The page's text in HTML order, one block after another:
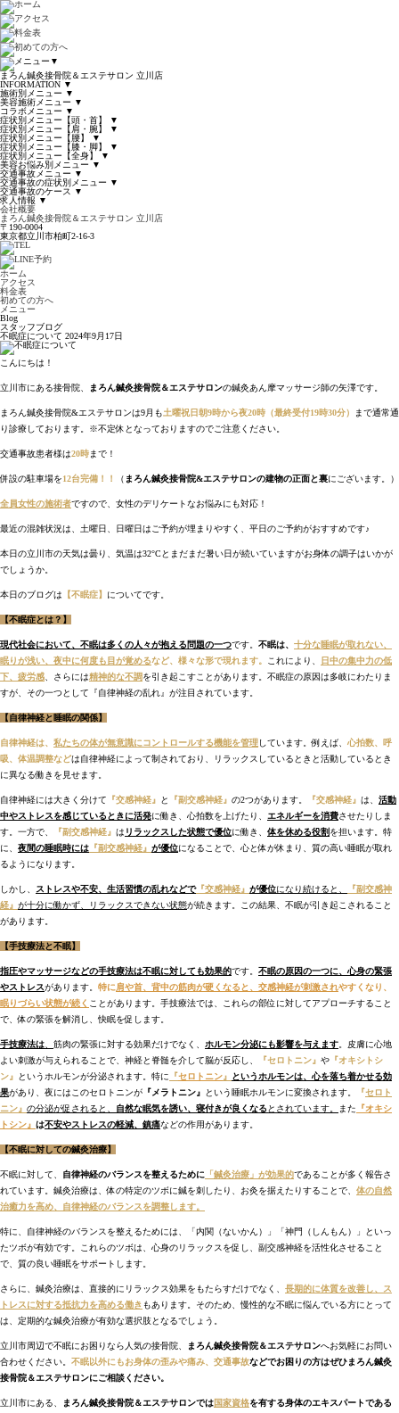
▼
まろん鍼灸接骨院＆エステサロン 立川店
INFORMATION ▼
施術別メニュー ▼
美容施術メニュー ▼
コラボメニュー ▼
症状別メニュー【頭・首】
▼
症状別メニュー【肩・腕】
▼
症状別メニュー【腰】
▼
症状別メニュー【膝・脚】
▼
症状別メニュー【全身】
▼
美容お悩み別メニュー ▼
交通事故メニュー ▼
交通事故の症状別メニュー ▼
交通事故のケース
▼
求人情報 ▼
会社概要
まろん鍼灸接骨院＆エステサロン 立川店
〒190-0004
東京都立川市柏町2-16-3
ホーム
アクセス
料金表
初めての方へ
メニュー
Blog
スタッフブログ
不眠症について 2024年9月17日
こんにちは！
立川市にある接骨院、 まろん鍼灸接骨院＆エステサロンの鍼灸あん摩マッサージ師の矢澤です。
まろん鍼灸接骨院&エステサロンは9月も土曜祝日朝9時から夜20時（最終受付19時30分）
まで通常通
り診療しております。※不定休となっておりますのでご注意ください。
交通事故患者様は20時まで！
併設の駐車場を12台完備！！ （ まろん鍼灸接骨院&エステサロンの建物の正面と裏にございます。）
全員女性の施術者ですので、女性のデリケートなお悩みにも対応！
最近の混雑状況は、土曜日、日曜日はご予約が埋まりやすく、平日のご予約がおすすめです♪
本日の立川市の天気は曇り、気温は32°Cとまだまだ暑い日が続いていますがお身体の調子はいかが
でしょうか。
本日のブログは 【不眠症】 についてです。
【不眠症とは？】
現代社会において、不眠は多くの人々が抱える問題の一つです。 不眠は、 十分な睡眠が取れない、
眠りが浅い、夜中に何度も目が覚めるなど、様々な形で現れます。 これにより、
日中の集中力の低
下、疲労感 、さらには精神的な不調を引き起こすことがあります。不眠症の原因は多岐にわたりま
すが、その一つとして『自律神経の乱れ』が注目されています。
【自律神経と睡眠の関係】
自律神経は 私たちの体が無意識にコントロールする機能を管理しています。例えば、 心拍数、呼
吸、体温調整などは自律神経によって制されており、リラックスしているときと活動しているとき
に異なる働きを見せます。
自律神経には大きく分けて 『交感神経』 と 『副交感神経』 の2つがあります。 『交感神経』 は、 活動
中やストレスを感じているときに活発に働き、心拍数を上げたり、 エネルギーを消費させたりしま
す。 一方で、 『副交感神経』 は リラックスした状態で優位に働き、 体を休める役割を担います。特
に、 夜間の睡眠時には 『副交感神経』 が優位になることで、心と体が休まり、質の高い睡眠が取れ
るようになります。
しかし、 ストレスや不安、生活習慣の乱れなどで『交感神経』 が優位になり続けると、
『副交感神
経』 が十分に働かず、リラックスできない状態が続きます。この結果、不眠が引き起こされること
があります。
【手技療法と不眠】
指圧やマッサージなどの手技療法は不眠に対しても効果的です。 不眠の原因の一つに、心身の緊張
やストレスがあります。 特に肩や首、背中の筋肉が硬くなると、交感神経が刺激されやすくなり、
眠りづらい状態が続く ことがあります。手技療法では、これらの部位に対してアプローチすること
で、体の緊張を解消し、快眠を促します。
手技療法は 筋肉の緊張に対する効果だけでなく、 ホルモン分泌にも影響を与えます 。皮膚に心地
よい刺激が与えられることで、神経と脊髄を介して脳が反応し、
『セロトニン』 や 『オキシトシ
ン』
というホルモンが分泌されます。特に 『セロトニン』 というホルモンは、心を落ち着かせる効
果があり、夜にはこのセロトニンが 『メラトニン』 という睡眠ホルモンに変換されます。 『セロト
ニン』 の分泌が促されると、 自然な眠気を誘い、寝付きが良くなる とされています。 また 『オキシ
トシン』 は不安やストレスの軽減、鎮痛などの作用があります。
【不眠に対しての鍼灸治療】
不眠に対して、 自律神経のバランスを整えるために 「鍼灸治療」が効果的であることが多く報告さ
れています。鍼灸治療は、体の特定のツボに鍼を刺したり、お灸を据えたりすることで、 体の自然
治癒力を高め、自律神経のバランスを調整します。
特に、自律神経のバランスを整えるためには、「内関（ないかん）」「神門（しんもん）」といっ
たツボが有効です。これらのツボは、心身のリラックスを促し、副交感神経を活性化させること
で、質の良い睡眠をサポートします。
さらに、鍼灸治療は、直接的にリラックス効果をもたらすだけでなく、 長期的に体質を改善し、ス
トレスに対する抵抗力を高める働き もあります。そのため、慢性的な不眠に悩んでいる方にとって
は、定期的な鍼灸治療が有効な選択肢となるでしょう。
立川市周辺で不眠にお困りなら人気の接骨院、 まろん鍼灸接骨院＆エステサロンへお気軽にお問い
合わせください。 不眠以外にもお身体の歪みや痛み、交通事故などでお困りの方はぜひまろん鍼灸
接骨院＆エステサロンにご相談ください。
立川市にある、 まろん鍼灸接骨院＆エステサロンでは国家資格を有する身体のエキスパートである